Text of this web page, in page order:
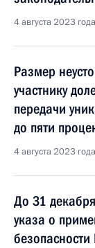
4 августа 2023
Размер
участнику
передачи
до пяти
4 августа 2023
До 31
указа о